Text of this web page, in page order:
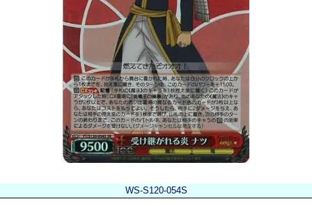
WS-S120-054S